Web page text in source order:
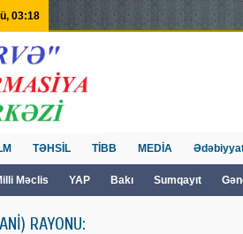
03:18
Məclis YAP Bakı Sumqayıt
TƏHSİL TİBB MEDİA
RAYONU: